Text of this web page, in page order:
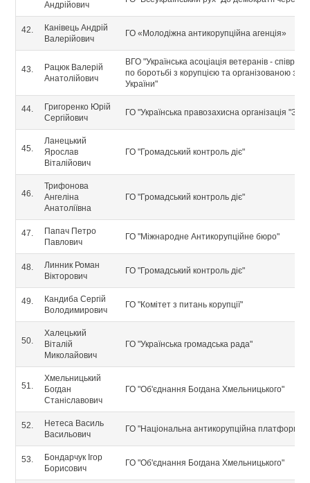
Андрійович
42.
Канівець Андрій
Валерійович
ГО «Молодіжна антикорупційна агенція»
43.
Рацюк Валерій
Анатолійович
ВГО "Українська асоціація ветеранів -
по боротьбі з корупцією та організованою
України"
44.
Григоренко Юрій
Сергійович
ГО "Українська правозахисна організація
45.
Ланецький
Ярослав
Віталійович
ГО "Громадський контроль діє"
46.
Трифонова
Ангеліна
Анатоліївна
ГО "Громадський контроль діє"
47.
Папач Петро
Павлович
ГО "Міжнародне Антикорупційне бюро"
48.
Линник Роман
Вікторович
ГО "Громадський контроль діє"
49.
Кандиба Сергій
Володимирович
ГО "Комітет з питань корупції"
50.
Халецький
Віталій
Миколайович
ГО "Українська громадська рада"
51.
Хмельницький
Богдан
Станіславович
ГО "Об'єднання Богдана Хмельницького"
52.
Нетеса Василь
Васильович
ГО "Національна антикорупційна платформа"
53.
Бондарчук Ігор
Борисович
ГО "Об'єднання Богдана Хмельницького"